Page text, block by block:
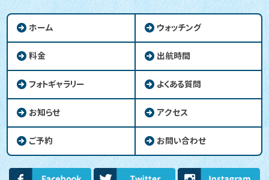
ホーム ウォッチング
料金 出航時間
フォトギャラリー よくある質問
お知らせ アクセス
ご予約 お問い合わせ